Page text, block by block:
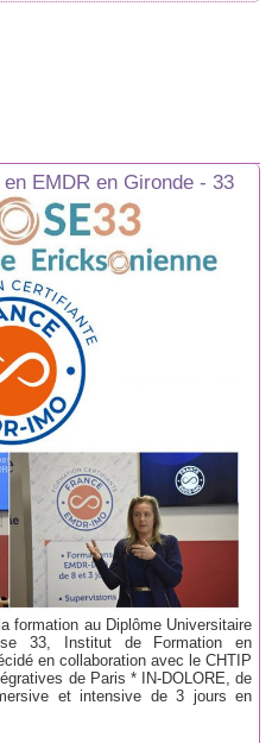
EMDR en Gironde - 33
formation au Diplôme Universitaire
33, Institut de Formation en
en collaboration avec le CHTIP
de Paris * IN-DOLORE, de
et intensive de 3 jours en